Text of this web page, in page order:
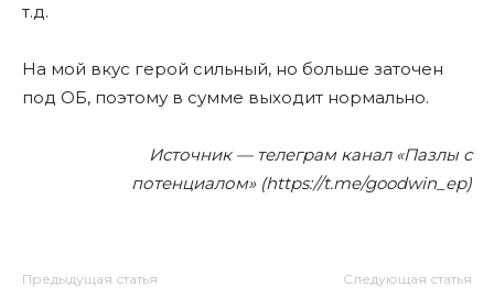
т.д.
На мой вкус герой сильный, но больше заточен
под ОБ, поэтому в сумме выходит нормально.
Источник — телеграм канал «Пазлы с
потенциалом» (https://t.me/goodwin_ep)
Предыдущая статья Следующая статья